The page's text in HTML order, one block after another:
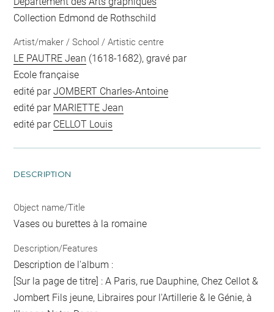
Collection Edmond de Rothschild
Artist/maker / School / Artistic centre
LE PAUTRE Jean (1618-1682), gravé par
Ecole française
edité parJOMBERT Charles-Antoine
edité par MARIETTE Jean
edité par CELLOT Louis
DESCRIPTION
Object name/Title
Vases ou burettes à la romaine
Description/Features
Description de l'album :
[Sur la page de titre] : A Paris, rue Dauphine, Chez Cellot &
Jombert Fils jeune, Libraires pour l'Artillerie & le Génie, à